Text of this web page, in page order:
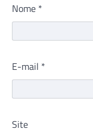
Nome *
E-mail *
Site